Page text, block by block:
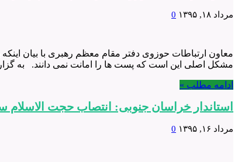
مرداد ۱۸, ۱۳۹۵ 0
معاون ارتباطات حوزوی دفتر مقام معظم رهبری با بیان
مشکل اصلی این است که پست ها را امانت نمی دانند. به
ادامه مطلب »
استاندار خراسان جنوبی: انتصاب حجت الاسلام
مرداد ۱۶, ۱۳۹۵ 0